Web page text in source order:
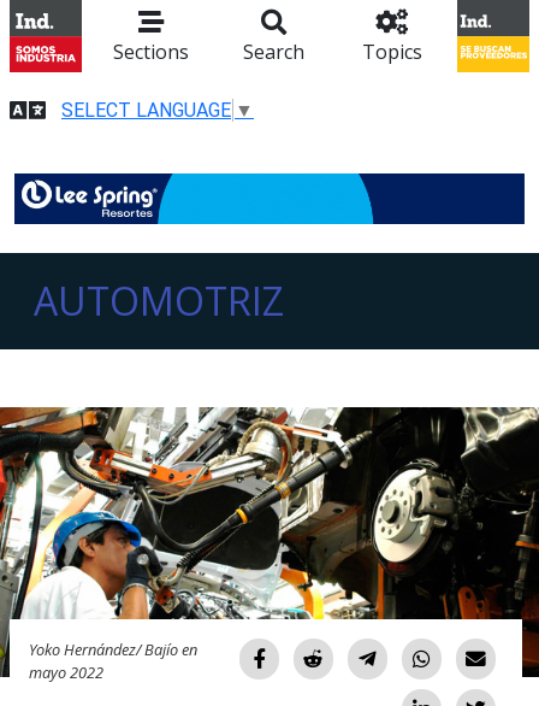
Sections Search Topics
SELECT LANGUAGE ▼
AUTOMOTRIZ
Yoko Hernández/ Bajío en
mayo 2022